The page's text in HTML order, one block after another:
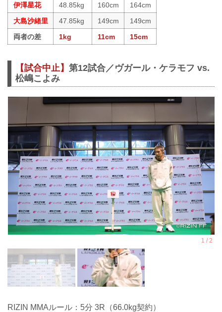
伊澤星花
48.85kg 160cm
164cm
大島沙緒里
47.85kg 149cm
149cm
両者の差
1kg 11cm 15cm
【試合中止】 第12試合／ヴガール・ケラモフ vs.
松嶋こよみ
RIZIN MMAルール：5分 3R（66.0kg契約）